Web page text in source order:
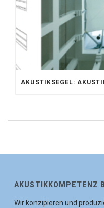
AKUSTIKKOMPETENZ
Wir konzipieren und